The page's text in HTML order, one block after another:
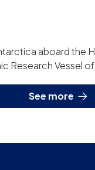
aboard the
Research Vessel
See more